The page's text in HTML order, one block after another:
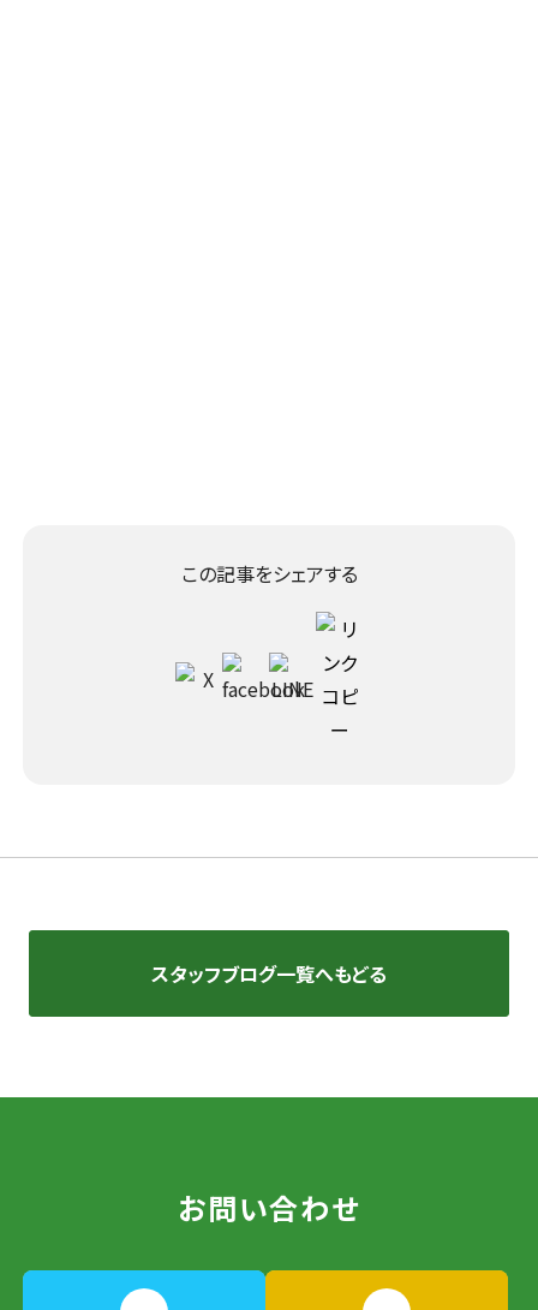
この記事をシェアする
スタッフブログ一覧へもどる
お問い合わせ